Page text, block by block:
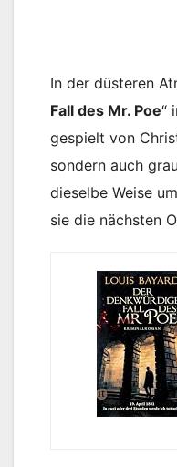
In der düsteren
Fall des Mr. Poe“
gespielt von
sondern auch
dieselbe Weise
sie die nächsten